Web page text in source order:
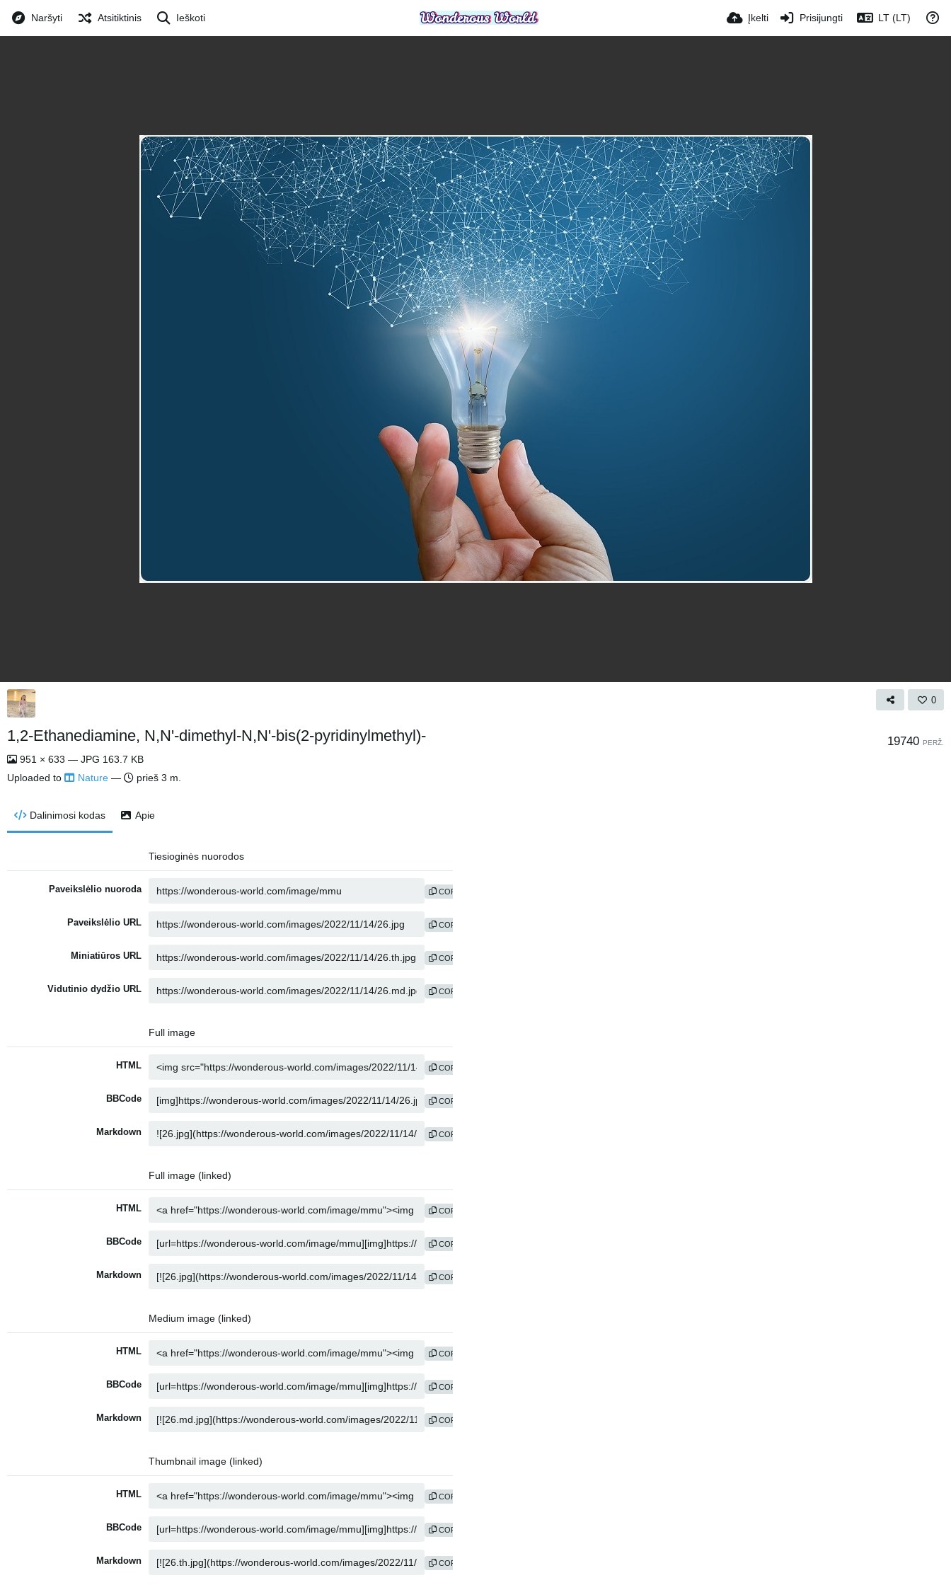
Naršyti Atsitiktinis Ieškoti Įkelti Prisijungti LT (LT)
0
1,2-Ethanediamine, N,N'-dimethyl-N,N'-bis(2-pyridinylmethyl)- 19740 PERŽ.
951 × 633 — JPG 163.7 KB
Uploaded to
Nature — prieš 3 m.
Dalinimosi kodas Apie
Tiesioginės nuorodos
Paveikslėlio nuoroda COPY
Paveikslėlio URL COPY
Miniatiūros URL COPY
Vidutinio dydžio URL COPY
Full image
HTML COPY
BBCode COPY
Markdown COPY
Full image (linked)
HTML COPY
BBCode COPY
Markdown COPY
Medium image (linked)
HTML COPY
BBCode COPY
Markdown COPY
Thumbnail image (linked)
HTML COPY
BBCode COPY
Markdown COPY